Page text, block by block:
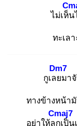
ไม่เห็น
ทะเล
กูเลย
Dm7
มา
ทางข้างหน้า
อย่าให้ลูก
Cmaj7
เป็น